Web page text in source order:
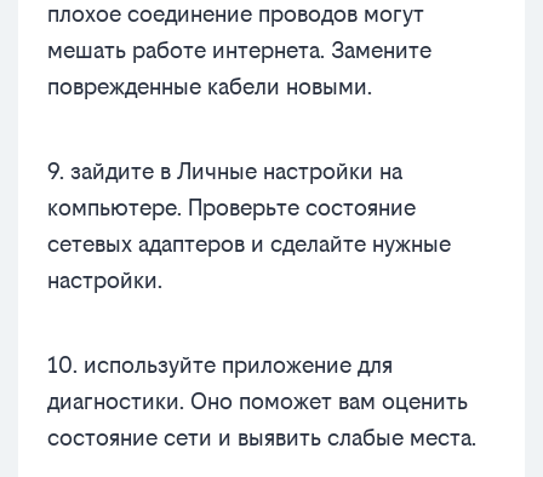
плохое соединение проводов могут
мешать работе интернета. Замените
поврежденные кабели новыми.
9. зайдите в Личные настройки на
компьютере. Проверьте состояние
сетевых адаптеров и сделайте нужные
настройки.
10. используйте приложение для
диагностики. Оно поможет вам оценить
состояние сети и выявить слабые места.